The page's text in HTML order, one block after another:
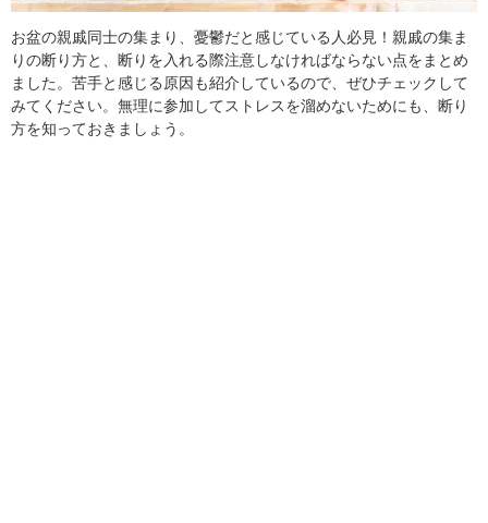
お盆の親戚同士の集まり、憂鬱だと感じている人必見！親戚の集ま
りの断り方と、断りを入れる際注意しなければならない点をまとめ
ました。苦手と感じる原因も紹介しているので、ぜひチェックして
みてください。無理に参加してストレスを溜めないためにも、断り
方を知っておきましょう。